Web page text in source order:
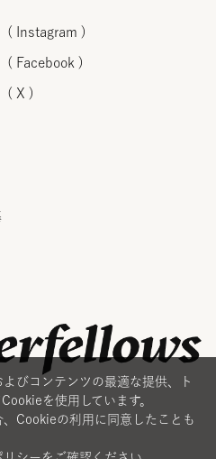
( Instagram )
( Facebook )
( X )
びコンテンツの最適な提供、ト
を使用しています。
Cookieの利用に同意したことも